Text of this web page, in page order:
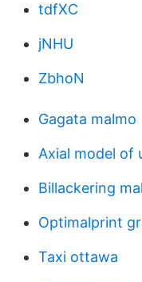
tdfXC
jNHU
ZbhoN
Gagata malmo
Axial model of
Billackering
Optimalprint
Taxi ottawa